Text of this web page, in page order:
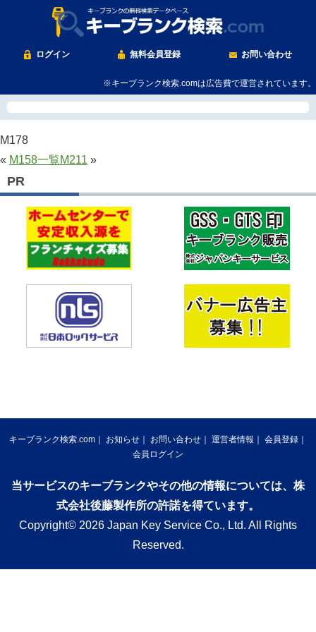
ログイン 無料会員登録 お問い合わせ
※キーブランク検索.comは広告費で運営されています。
M178
« M158一覧M211 »
PR
キーブランク検索.com お知らせ お問い合わせ 運営者情報
会員登録
会員ログイン
当サービスのキーブランクやその他の情報については、株
式会社後藤製作所の許諾を得ています。
Copyright© 2026 Japan Key Service Co., Ltd. All Rights
Reserved.